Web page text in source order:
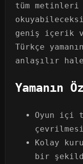
tüm metinleri
geniş içerik
Türkçe
anlaşılır
Yamanın
Oyun içi
Kolay
bir